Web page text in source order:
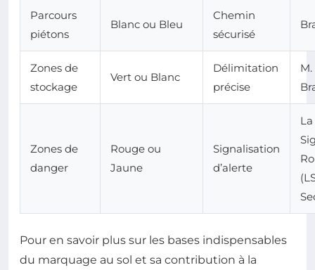
Parcours
piétons
Blanc ou Bleu
Chemin
sécurisé
Zones de
stockage
Vert ou Blanc
Délimitation
précise
Zones de
danger
Rouge ou
Jaune
Signalisation
d’alerte
La
Pour en savoir plus sur les bases indispensables
du marquage au sol et sa contribution à la